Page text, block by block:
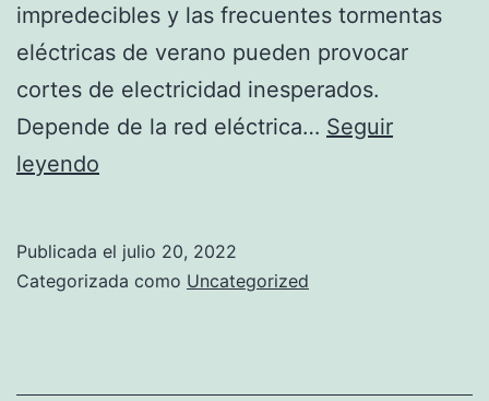
impredecibles y las frecuentes tormentas
eléctricas de verano pueden provocar
cortes de electricidad inesperados.
Depende de la red eléctrica… Seguir
leyendo
for
Publicada el julio 20, 2022
Categorizada como Uncategorized